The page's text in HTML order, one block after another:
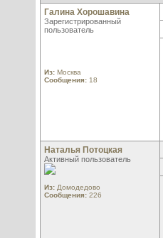
Галина Хорошавина
Зарегистрированный
пользователь
Из: Москва
Сообщения: 18
Наталья Потоцкая
Активный пользователь
Из: Домодедово
Сообщения: 226